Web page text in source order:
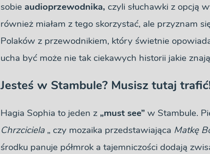
sobie audioprzewodnika, czyli słuchawki z opcją
również miałam z tego skorzystać, ale przyznam
Polaków z przewodnikiem, który świetnie
ucha być może nie tak ciekawych historii jakie
Jesteś w Stambule? Musisz tutaj
Hagia Sophia to jeden z „must see”w Stambule.
Chrzciciela „ czy mozaika przedstawiająca Matkę
środku panuje półmrok a tajemniczości dodają